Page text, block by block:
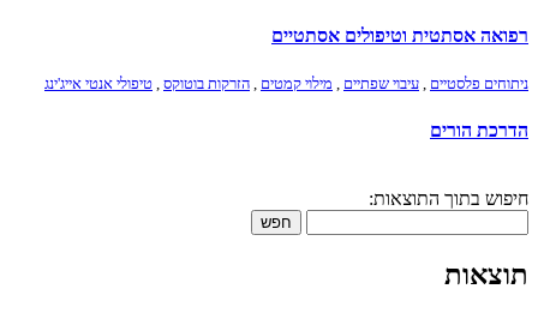
רפואה אסתטית וטיפולים אסתטיים
ניתוחים פלסטיים , עיבוי שפתיים , מילוי קמטים , הזרקות בוטוקס , טיפולי אנטי אייג'ינג
הדרכת הורים
חיפוש בתוך התוצאות:
חפש
תוצאות